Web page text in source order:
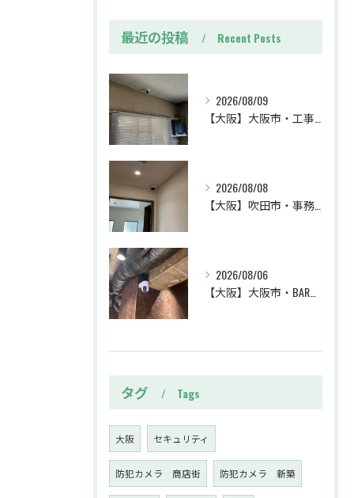
最近の投稿 Recent Posts
2026/08/09
2026/08/08
2026/08/06
タグ Tags
大阪 セキュリティ
防犯カメラ 商店街 防犯カメラ 新築